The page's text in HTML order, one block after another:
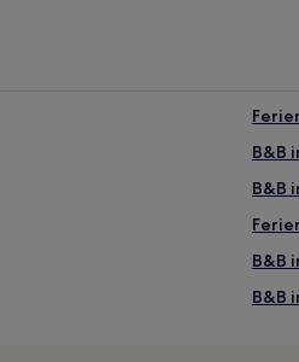
B&B
B&B
B&B
B&B